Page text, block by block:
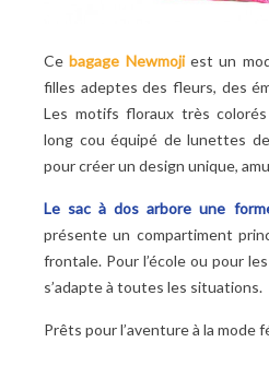
Cebagage Newmojiest un
filles adeptes des fleurs, des
Les motifs floraux très colorés
long cou équipé de lunettes
pour créer un design unique,
Le sac à dos arbore une
présente un compartiment
frontale. Pour l’école ou pour
s’adapte à toutes les situations.
Prêts pour l’aventure à la mode